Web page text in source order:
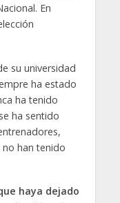
En
su universidad
ha estado
ha tenido
ha sentido
han tenido
haya dejado